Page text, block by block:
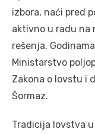
izbora, naći pred
aktivno u radu na
rešenja.
Ministarstvo
Zakona o lovstu i
Šormaz.
Tradicija lovstva